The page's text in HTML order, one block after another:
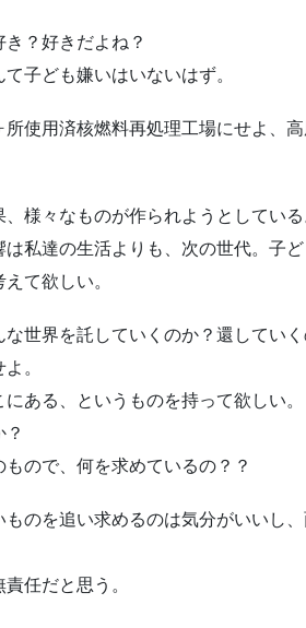
？好きだよね？
子ども嫌いはいないはず。
所使用済核燃料再処理工場にせよ、
様々なものが作られようとしている
私達の生活よりも、次の世代。子
て欲しい。
世界を託していくのか？還していく
。
ある、というものを持って欲しい。
ので、何を求めているの？？
ものを追い求めるのは気分がいいし
任だと思う。